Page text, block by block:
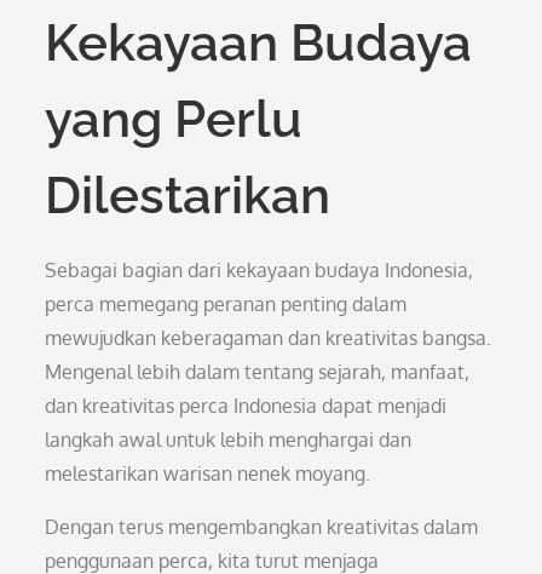
Kekayaan Budaya
yang Perlu
Dilestarikan
Sebagai bagian dari kekayaan budaya Indonesia,
perca memegang peranan penting dalam
mewujudkan keberagaman dan kreativitas bangsa.
Mengenal lebih dalam tentang sejarah, manfaat,
dan kreativitas perca Indonesia dapat menjadi
langkah awal untuk lebih menghargai dan
melestarikan warisan nenek moyang.
Dengan terus mengembangkan kreativitas dalam
penggunaan perca, kita turut menjaga